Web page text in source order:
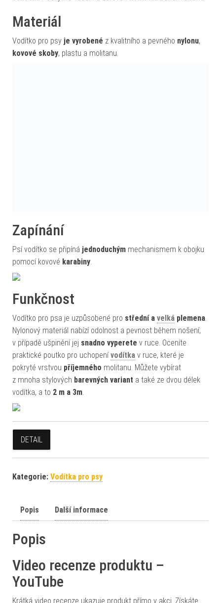
Materiál
Vodítko pro psy je vyrobené z kvalitního a pevného nylonu,
kovové skoby, plastu a molitanu.
Zapínání
Psí vodítko se připíná jednoduchým mechanismem k obojku
pomocí kovové karabiny
Funkčnost
Vodítko pro psa je uzpůsobené pro střední a velká plemena
Nylonový materiál nabízí odolnost a pevnost během nošení,
v případě ušpinění jej snadno vyperete v ruce. Oceníte
praktické poutko pro uchopenívodítka v ruce, které je
pokryté vrstvou příjemného molitanu. Můžete vybírat
z mnoha stylových barevných variant a také ze dvou délek
vodítka, a to 2 m a 3m
DETAIL
Kategorie: Vodítka pro psy
Popis Další informace
Popis
Video recenze produktu –
YouTube
Krátká video recenze ukazuje produkt přímo v akci. Získáte